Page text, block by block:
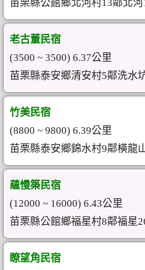
苗栗縣公館鄉北河村13鄰北
老古董民宿
(3500 ~ 3500) 6.37公里
苗栗縣泰安鄉清安村5鄰洗水
竹美民宿
(8800 ~ 9800) 6.39公里
苗栗縣泰安鄉錦水村9鄰橫龍
蘊慢築民宿
(12000 ~ 16000) 6.43公里
苗栗縣公館鄉福星村8鄰福星
瞭望角民宿